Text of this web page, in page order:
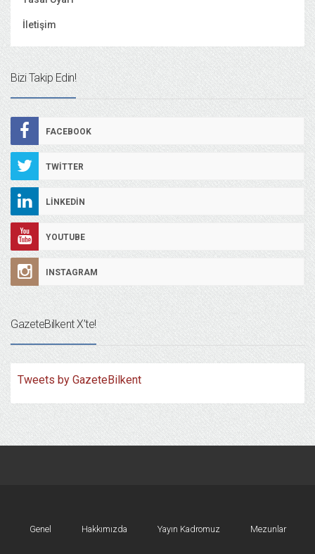
İletişim
Bizi Takip Edin!
FACEBOOK
TWITTER
LINKEDIN
YOUTUBE
INSTAGRAM
GazeteBilkent X’te!
Tweets by GazeteBilkent
Genel Hakkımızda Yayın Kadromuz Mezunlar